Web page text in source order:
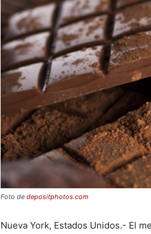
Foto de depositphotos.com
Nueva York, Estados Unidos.- El